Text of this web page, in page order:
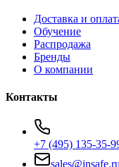
Доставка и
Обучение
Распродажа
Бренды
О компании
Контакты
+7 (495) 135-35-
sales@insafe.ru